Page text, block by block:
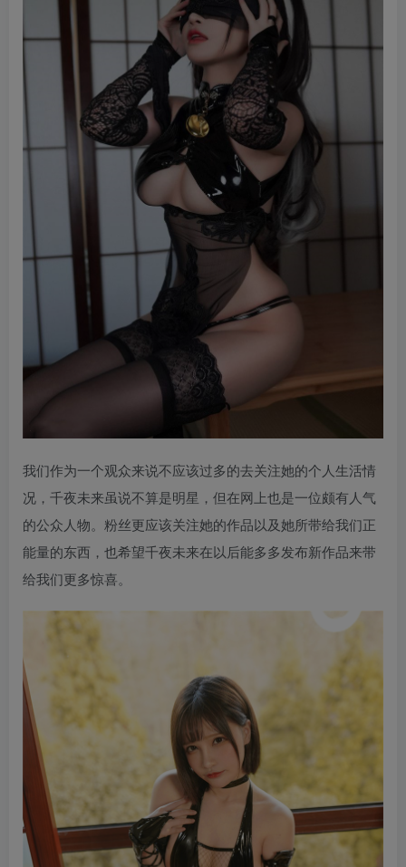
我们作为一个观众来说不应该过多的去关注她的个人生活情
况，千夜未来虽说不算是明星，但在网上也是一位颇有人气
的公众人物。粉丝更应该关注她的作品以及她所带给我们正
能量的东西，也希望千夜未来在以后能多多发布新作品来带
给我们更多惊喜。